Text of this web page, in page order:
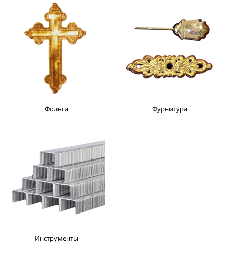
Фольга Фурнитура
Инструменты